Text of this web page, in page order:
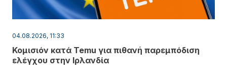
04.08.2026, 11:33
Κομισιόν κατά Temu για πιθανή παρεμπόδιση
ελέγχου στην Ιρλανδία